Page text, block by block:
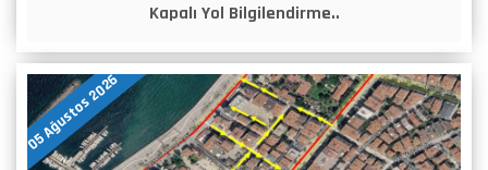
Kapalı Yol Bilgilendirme..
05 Ağustos 2026